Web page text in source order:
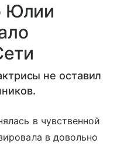
Юлии
не оставил
в чувственной
в довольно